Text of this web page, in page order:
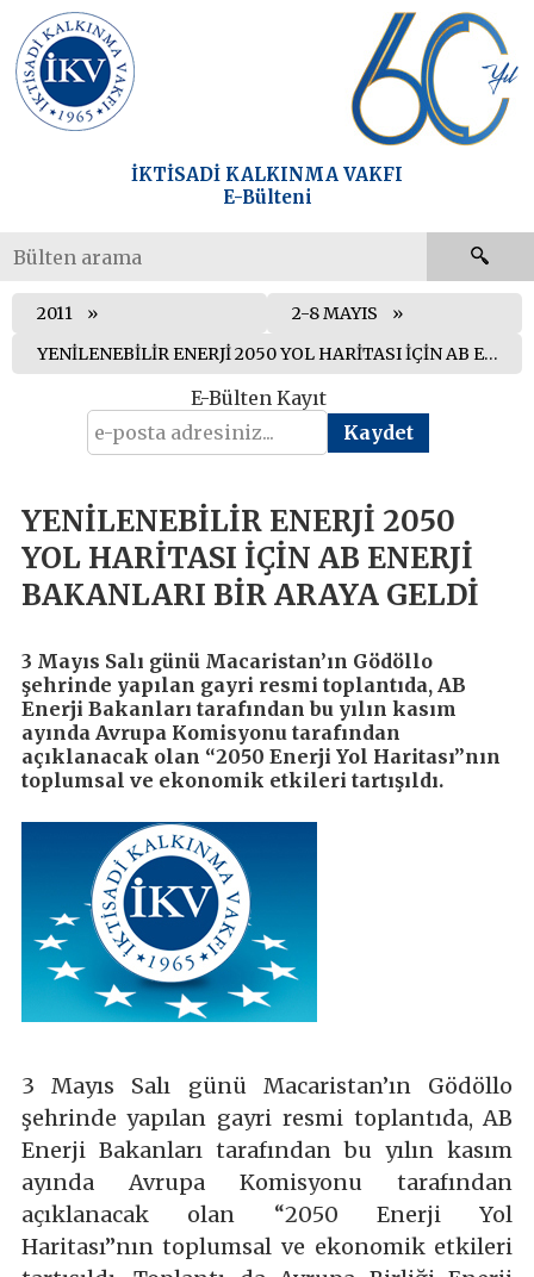
İKTİSADİ KALKINMA VAKFI
E-Bülteni
2011
2-8 MAYIS
YENİLENEBİLİR ENERJİ 2050 YOL HARİTASI İÇİN AB ENERJİ BAKANLARI BİR ARAYA GELDİ
E-Bülten Kayıt
YENİLENEBİLİR ENERJİ 2050
YOL HARİTASI İÇİN AB ENERJİ
BAKANLARI BİR ARAYA GELDİ
3 Mayıs Salı günü Macaristan’ın Gödöllo
şehrinde yapılan gayri resmi toplantıda, AB
Enerji Bakanları tarafından bu yılın kasım
ayında Avrupa Komisyonu tarafından
açıklanacak olan “2050 Enerji Yol Haritası”nın
toplumsal ve ekonomik etkileri tartışıldı.
3 Mayıs Salı günü Macaristan’ın Gödöllo
şehrinde yapılan gayri resmi toplantıda, AB
Enerji Bakanları tarafından bu yılın kasım
ayında Avrupa Komisyonu tarafından
açıklanacak olan “2050 Enerji Yol
Haritası”nın toplumsal ve ekonomik etkileri